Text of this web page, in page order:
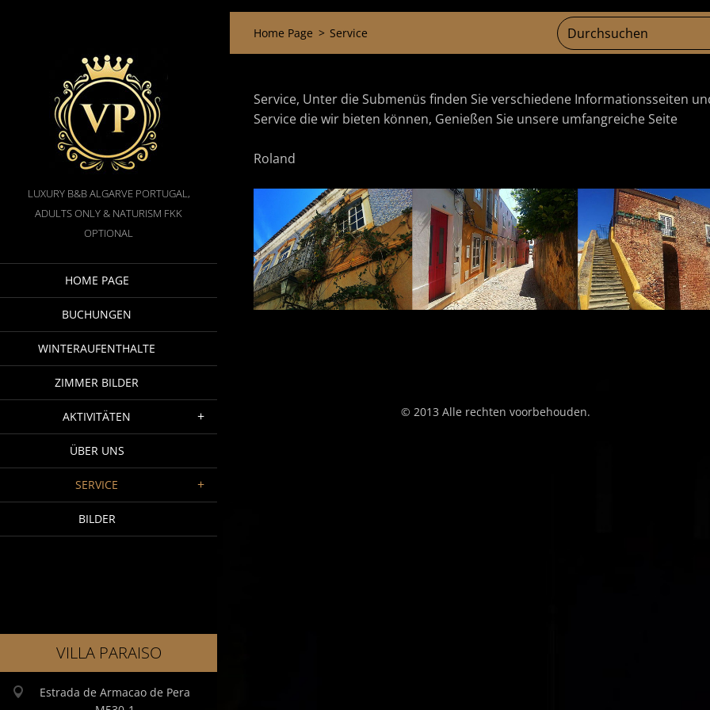
LUXURY B&B ALGARVE PORTUGAL,
ADULTS ONLY & NATURISM FKK
OPTIONAL
HOME PAGE
BUCHUNGEN
WINTERAUFENTHALTE
ZIMMER BILDER
AKTIVITÄTEN
ÜBER UNS
SERVICE
BILDER
VILLA PARAISO
Estrada de Armacao de Pera
Home Page > Service
Service, Unter die Submenüs finden Sie verschiedene Informationsseiten
Service die wir bieten können, Genießen Sie unsere umfangreiche Seite
Roland
© 2013 Alle rechten voorbehouden.